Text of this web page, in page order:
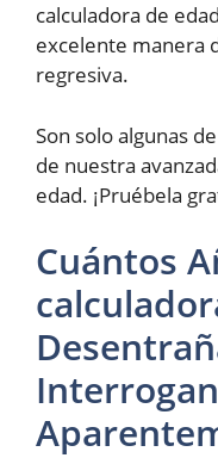
calculadora de
excelente manera
regresiva.
Son solo algunas
de nuestra
edad. ¡Pruébela
Cuántos